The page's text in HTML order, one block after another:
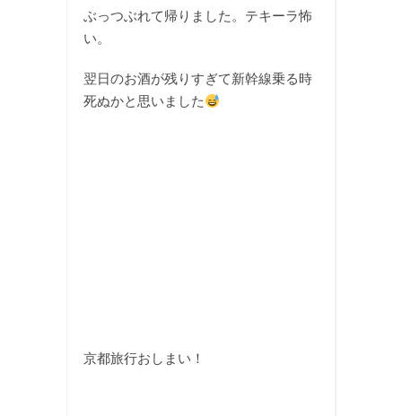
ぶっつぶれて帰りました。テキーラ怖
い。
翌日のお酒が残りすぎて新幹線乗る時
死ぬかと思いました
京都旅行おしまい！